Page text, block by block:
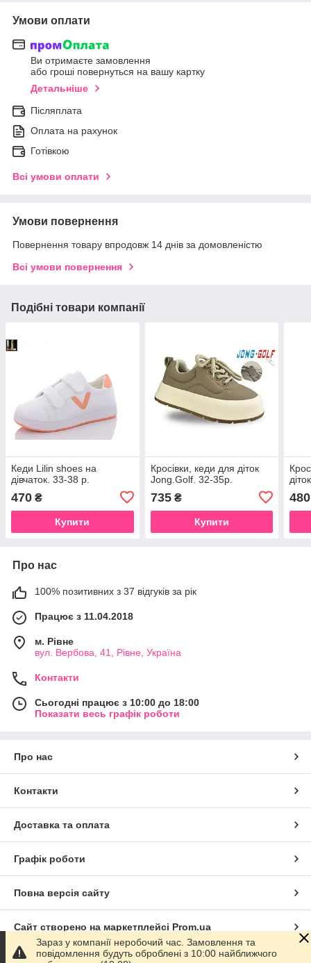
Умови оплати
Ви отримаєте замовлення
або гроші повернуться на вашу картку
Детальніше
Післяплата
Оплата на рахунок
Готівкою
Всі умови оплати
Умови повернення
Повернення товару впродовж 14 днів за домовленістю
Всі умови повернення
Подібні товари компанії
Кеди Lilin shoes на
дівчаток. 33-38 р.
470 ₴
Купити
Кросівки, кеди для діток
Jong.Golf. 32-35р.
735₴
Купити
480
Про нас
100% позитивних з 37 відгуків за рік
Працює з 11.04.2018
м. Рівне
вул. Вербова, 41, Рівне, Україна
Контакти
Сьогодні працює з 10:00 до 18:00
Показати весь графік роботи
Про нас
Контакти
Доставка та оплата
Графік роботи
Повна версія сайту
Сайт створено на маркетплейсі Prom.ua
Зараз у компанії неробочий час. Замовлення та
повідомлення будуть оброблені з 10:00 найближчого